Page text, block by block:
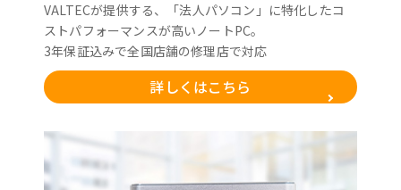
VALTECが提供する、「法人パソコン」に特化したコ
ストパフォーマンスが高いノートPC。
3年保証込みで全国店舗の修理店で対応
詳しくはこちら